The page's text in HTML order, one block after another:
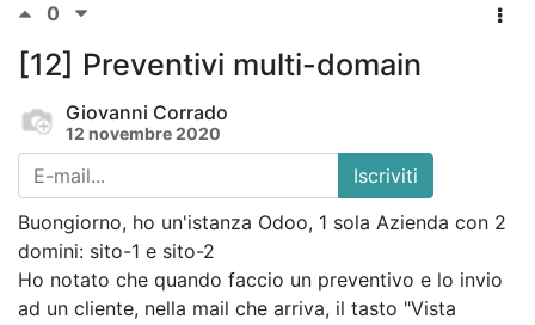
0
[12] Preventivi multi-domain
Giovanni Corrado
12 novembre 2020
Iscriviti
Buongiorno, ho un'istanza Odoo, 1 sola Azienda con 2
domini: sito-1 e sito-2
Ho notato che quando faccio un preventivo e lo invio
ad un cliente, nella mail che arriva, il tasto "Vista